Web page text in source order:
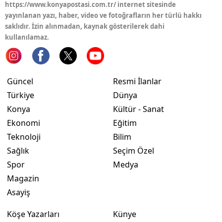
Samsun
Sivas
https://www.konyapostasi.com.tr/ internet sitesinde
yayınlanan yazı, haber, video ve fotoğrafların her türlü hakkı
saklıdır. İzin alınmadan, kaynak gösterilerek dahi
kullanılamaz.
Güncel
Türkiye
Konya
Ekonomi
Teknoloji
Sağlık
Spor
Magazin
Asayiş
Resmi İlanlar
Dünya
Kültür - Sanat
Eğitim
Bilim
Seçim Özel
Medya
Köşe Yazarları Künye